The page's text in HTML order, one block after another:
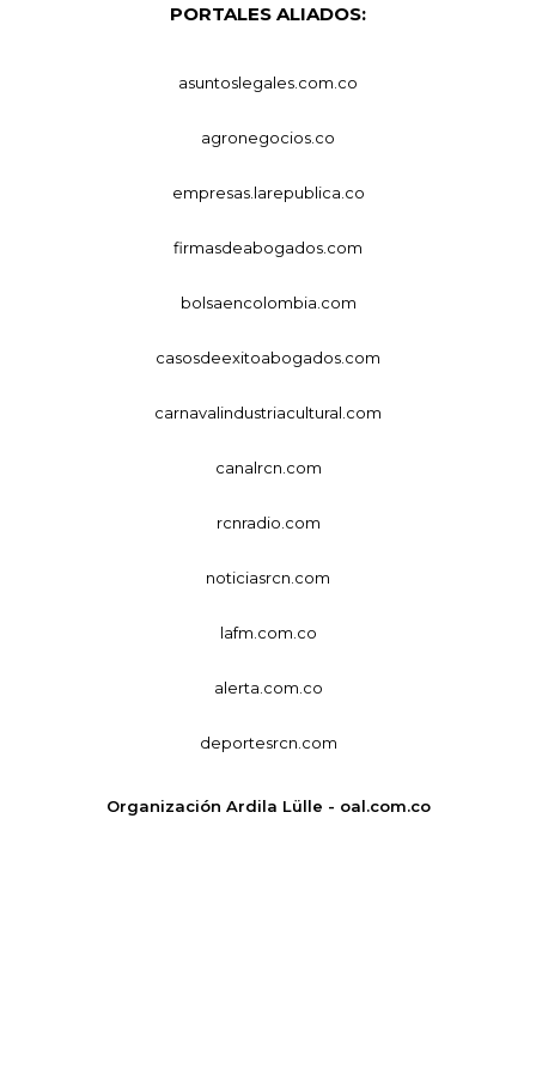
PORTALES ALIADOS:
asuntoslegales.com.co
agronegocios.co
empresas.larepublica.co
firmasdeabogados.com
bolsaencolombia.com
casosdeexitoabogados.com
carnavalindustriacultural.com
canalrcn.com
rcnradio.com
noticiasrcn.com
lafm.com.co
alerta.com.co
deportesrcn.com
Organización Ardila Lülle - oal.com.co